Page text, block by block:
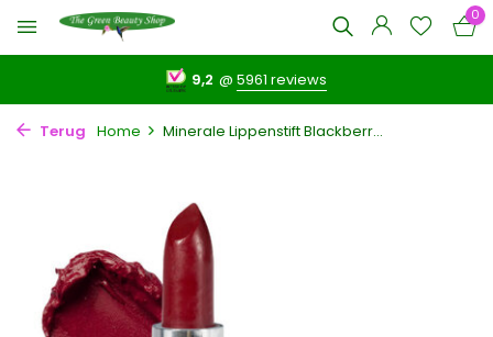
0
9,2 @5961 reviews
Terug Home Minerale Lippenstift Blackberr...